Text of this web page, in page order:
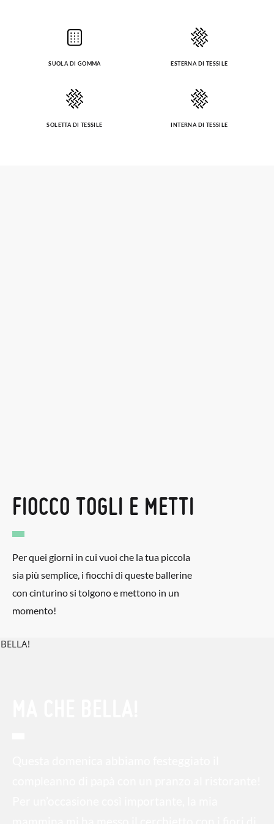
SUOLA DI GOMMA ESTERNA DI TESSILE
SOLETTA DI TESSILE INTERNA DI TESSILE
FIOCCO TOGLI E METTI
Per quei giorni in cui vuoi che la tua piccola
sia più semplice, i fiocchi di queste ballerine
con cinturino si tolgono e mettono in un
momento!